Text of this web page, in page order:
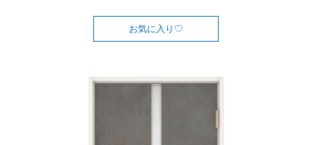
お気に入り